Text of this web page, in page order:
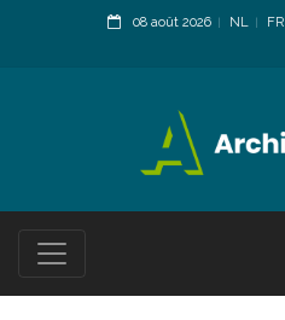
08 août 2026 NL FR